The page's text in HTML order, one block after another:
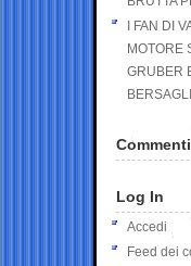
I FAN DI
MOTORE
GRUBER
BERSAGLI
Log In
Accedi
Feed dei